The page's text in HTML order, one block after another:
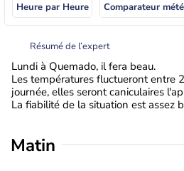
Heure par Heure Comparateur
Résumé de l’expert
Lundi à Quemado, il fera beau.
Les températures fluctueront entre
journée, elles seront caniculaires
La fiabilité de la situation est assez
Matin